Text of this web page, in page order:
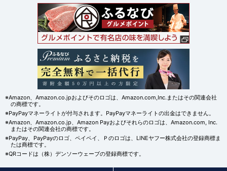
※Amazon、Amazon.co.jpおよびそのロゴは、Amazon.com,Inc.またはその関連会社
の商標です。
※PayPayマネーライトが付与されます。PayPayマネーライトの出金はできません。
※Amazon、Amazon.co.jp、Amazon Payおよびそれらのロゴは、Amazon.com, Inc.
またはその関連会社の商標です。
※PayPay、PayPayのロゴ、ペイペイ、Ｐのロゴは、LINEヤフー株式会社の登録商標ま
たは商標です。
※QRコードは（株）デンソーウェーブの登録商標です。